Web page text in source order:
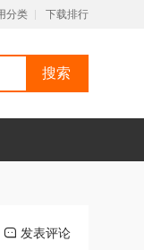
分类 下载排行
搜索
发表评论